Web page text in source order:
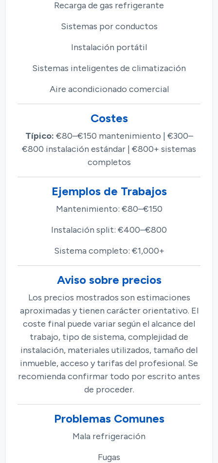
Recarga de gas refrigerante
Sistemas por conductos
Instalación portátil
Sistemas inteligentes de climatización
Aire acondicionado comercial
Costes
Típico: €80–€150 mantenimiento | €300–
€800 instalación estándar | €800+ sistemas
completos
Ejemplos de Trabajos
Mantenimiento: €80–€150
Instalación split: €400–€800
Sistema completo: €1,000+
Aviso sobre precios
Los precios mostrados son estimaciones
aproximadas y tienen carácter orientativo. El
coste final puede variar según el alcance del
trabajo, tipo de sistema, complejidad de
instalación, materiales utilizados, tamaño del
inmueble, acceso y tarifas del profesional. Se
recomienda confirmar todo por escrito antes
de proceder.
Problemas Comunes
Mala refrigeración
Fugas